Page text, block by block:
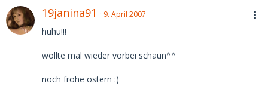
19janina91 9. April 2007
huhu!!!
wollte mal wieder vorbei schaun^^
noch frohe ostern :)